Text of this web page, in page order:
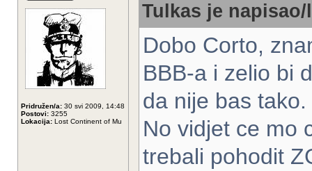
Pridružen/a: 30 svi 2009, 14:48
Postovi: 3255
Lokacija: Lost Continent of Mu
Tulkas je napisao/
Dobo Corto,
BBB-a i zelio bi
da nije bas tako.
No vidjet ce mo
trebali pohodit